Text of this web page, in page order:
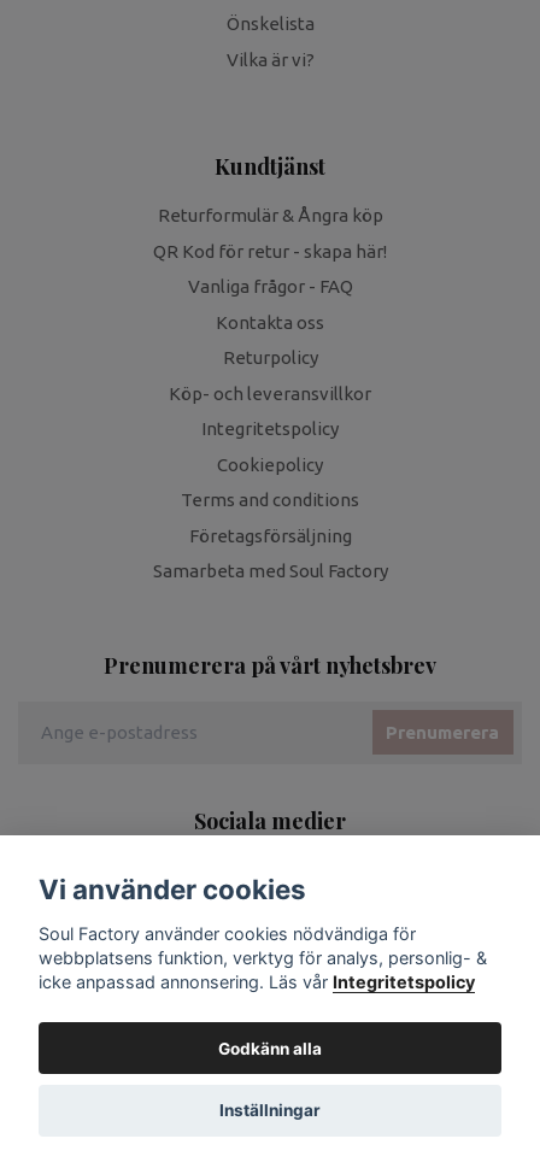
Önskelista
Vilka är vi?
Kundtjänst
Returformulär & Ångra köp
QR Kod för retur - skapa här!
Vanliga frågor - FAQ
Kontakta oss
Returpolicy
Köp- och leveransvillkor
Integritetspolicy
Cookiepolicy
Terms and conditions
Företagsförsäljning
Samarbeta med Soul Factory
Prenumerera på vårt nyhetsbrev
Prenumerera
Sociala medier
© 2026 Soul Factory
Vi använder cookies
Soul Factory använder cookies nödvändiga för
webbplatsens funktion, verktyg för analys, personlig- &
icke anpassad annonsering. Läs vår Integritetspolicy
Godkänn alla
Inställningar